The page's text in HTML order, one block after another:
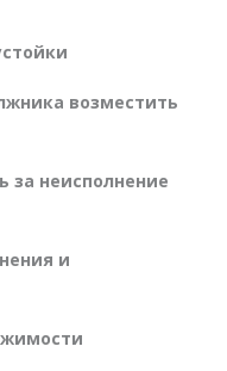
возместить
за неисполнение
и